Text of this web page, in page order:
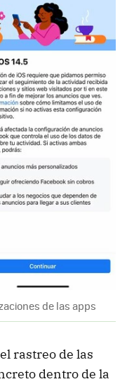
de las apps
rastreo de las
dentro de la